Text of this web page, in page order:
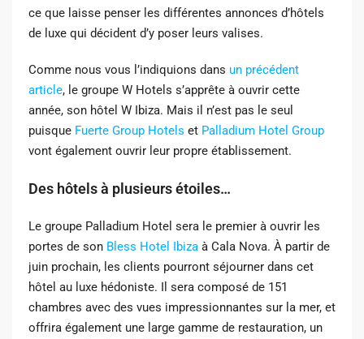
ce que laisse penser les différentes annonces d’hôtels
de luxe qui décident d’y poser leurs valises.
Comme nous vous l’indiquions dans un précédent
article, le groupe W Hotels s’apprête à ouvrir cette
année, son hôtel W Ibiza. Mais il n’est pas le seul
puisque Fuerte Group Hotels et Palladium Hotel Group
vont également ouvrir leur propre établissement.
Des hôtels à plusieurs étoiles…
Le groupe Palladium Hotel sera le premier à ouvrir les
portes de son Bless Hotel Ibiza à Cala Nova. À partir de
juin prochain, les clients pourront séjourner dans cet
hôtel au luxe hédoniste. Il sera composé de 151
chambres avec des vues impressionnantes sur la mer, et
offrira également une large gamme de restauration, un